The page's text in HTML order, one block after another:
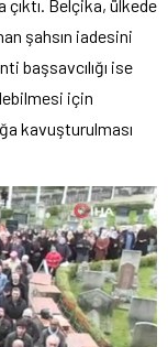
Belçika, ülkede
şahsın iadesini
başsavcılığı ise
için
kavuşturulması